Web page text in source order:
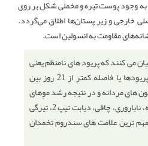
وجود پوست تیره و مخملی شکل بر روی
خارجی و زیر پستان‌ها اطلاق می‌گردد.
مقاومت به انسولین است.
می کنند که پریود های نامنظم یعنی
فاصله بیش از 35 روز بین پریودها یا فاصله کمتر از 21 روز بین
های مردانه و در نتیجه رشد موهای
زاید، آکنه، طاسی تیپ مردانه، ناباروری، چاقی، دیابت تیپ 2، تیرگی
ترین علامت های سندروم تخمدان